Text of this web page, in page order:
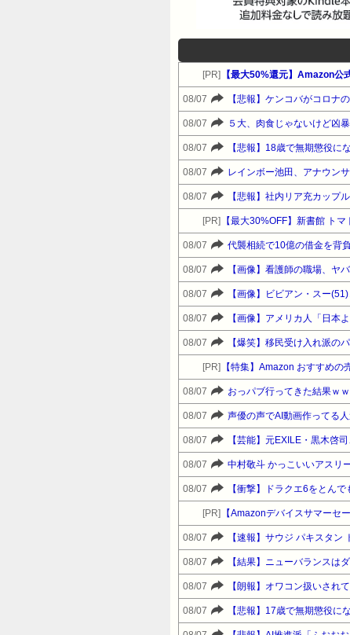
[PR]
08/07 【悲報】ケンコバがコロナ
08/07 ５大、肉食じゃないけど凶
08/07 【悲報】18歳で無期懲役に
08/07 レインボー池田、アナウン
08/07 【悲報】社内リア充カップ
[PR] 【最大30%OFF】新書館 ト
08/07 代襲相続で10億の借金を背
08/07 【画像】看護師の職場、
08/07 【画像】ビビアン・スー
08/07 【画像】アメリカ人「日本
08/07 【爆笑】移民受け入れ派の
[PR] 【特集】Amazon おすすめの
08/07 おっパブ行ってきた結果ｗ
08/07 声優の声でAI動画作ってる
08/07
08/07
08/07 【衝撃】ドラクエ6をとん
[PR]
08/07 【速報】サウジ パキスタ
08/07 【結果】ニューバランスは
08/07 【朗報】オワコン扱いされ
08/07 【悲報】17歳で無期懲役に